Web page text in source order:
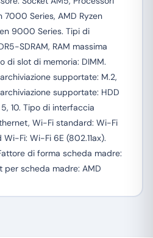
7000 Series, AMD Ryzen
9000 Series. Tipi di
SDRAM, RAM massima
di slot di memoria: DIMM.
supportate: M.2,
supportate: HDD
5, 10. Tipo di interfaccia
Wi-Fi standard: Wi-Fi
Wi-Fi: Wi-Fi 6E (802.11ax).
di forma scheda madre:
per scheda madre: AMD